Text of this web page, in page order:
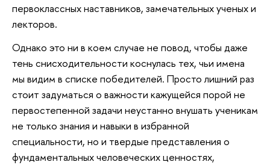
первоклассных наставников, замечательных ученых и
лекторов.
Однако это ни в коем случае не повод, чтобы даже
тень снисходительности коснулась тех, чьи имена
мы видим в списке победителей. Просто лишний раз
стоит задуматься о важности кажущейся порой не
первостепенной задачи неустанно внушать ученикам
не только знания и навыки в избранной
специальности, но и твердые представления о
фундаментальных человеческих ценностях,